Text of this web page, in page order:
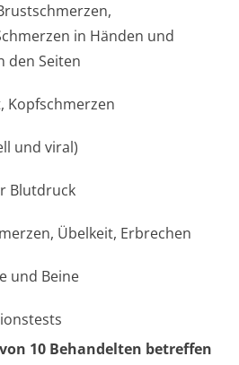
in Händen und
den Seiten
Kopfschmerzen
und viral)
Blutdruck
Übelkeit, Erbrechen
und Beine
10 Behandelten betreffen